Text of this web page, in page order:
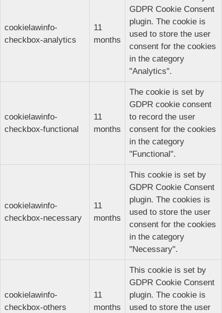
cookielawinfo-
checkbox-analytics
11
months
GDPR Cookie Consent
plugin. The cookie is
used to store the user
consent for the cookies
in the category
"Analytics".
cookielawinfo-
checkbox-functional
11
months
The cookie is set by
GDPR cookie consent
to record the user
consent for the cookies
in the category
"Functional".
cookielawinfo-
checkbox-necessary
11
months
This cookie is set by
GDPR Cookie Consent
plugin. The cookies is
used to store the user
consent for the cookies
in the category
"Necessary".
cookielawinfo-
checkbox-others
11
months
This cookie is set by
GDPR Cookie Consent
plugin. The cookie is
used to store the user